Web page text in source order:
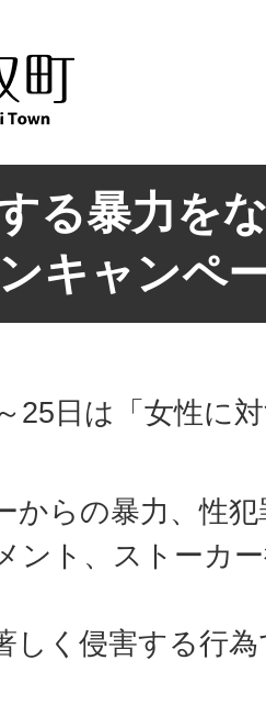
る暴力を
キャンペ
25日は「女性に
からの暴力、性
ント、ストーカ
しく侵害する行